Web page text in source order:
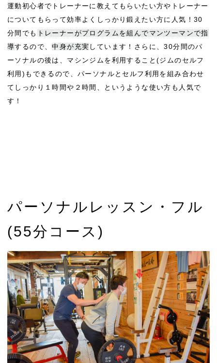
運動初心者でトレーナーに教えてもらいたい方やトレーナー
についてもらって効率よくしっかり鍛えたい方に人気！30
分間でも トレーナーがプログラムを組んでマンツーマンで指
導するので、中身が充実しています！さらに、30分間のパ
ーソナルの後は、マシンジムを利用すること(ジムのセルフ
利用)もできるので、パーソナルとセルフ利用を組み合わせ
てしっかり１時間や２時間、というような使い方も人気で
す！
パーソナルレッスン・フル
(55分コース)